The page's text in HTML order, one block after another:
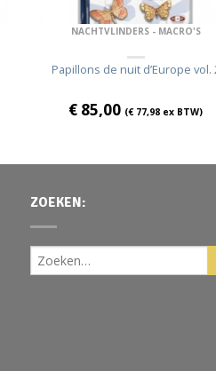
NACHTVLINDERS - MACRO'S
Papillons de nuit d’Europe vol.
€ 85,00 (€77,98 ex BTW)
ZOEKEN: